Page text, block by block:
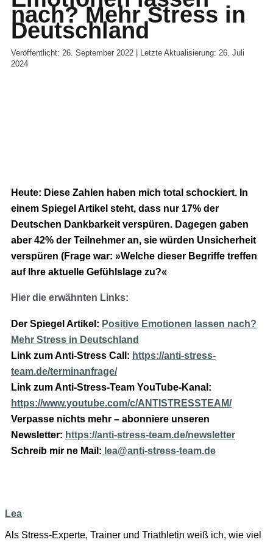
nach? Mehr Stress in
Deutschland
Veröffentlicht: 26. September 2022 | Letzte Aktualisierung: 26. Juli
2024
Heute: Diese Zahlen haben mich total schockiert. In
einem Spiegel Artikel steht, dass nur 17% der
Deutschen Dankbarkeit verspüren. Dagegen gaben
aber 42% der Teilnehmer an, sie würden Unsicherheit
verspüren (Frage war: »Welche dieser Begriffe treffen
auf Ihre aktuelle Gefühlslage zu?«
Hier die erwähnten Links:
Der Spiegel Artikel: Positive Emotionen lassen nach?
Mehr Stress in Deutschland
Link zum Anti-Stress Call: https://anti-stress-
team.de/terminanfrage/
Link zum Anti-Stress-Team YouTube-Kanal:
https://www.youtube.com/c/ANTISTRESSTEAM/
Verpasse nichts mehr – abonniere unseren
Newsletter: https://anti-stress-team.de/newsletter
Schreib mir ne Mail: lea@anti-stress-team.de
Lea
Als Stress-Experte, Trainer und Triathletin weiß ich, wie viel